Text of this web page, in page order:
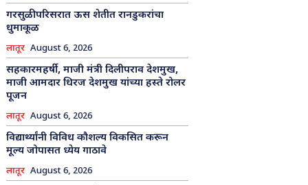
गरसुळी परिसरात ऊस शेतीत रानडुकरांचा
धुमाकूळ
लातूर August 6, 2026
सहकारमहर्षी, माजी मंत्री दिलीपराव देशमुख,
माजी आमदार धिरज देशमुख यांच्या हस्ते रोलर
पूजन
लातूर August 6, 2026
विद्यार्थ्यांनी विविध कौशल्य विकसित करून
मूल्य जोपासत ध्येय गाठावे
लातूर August 6, 2026